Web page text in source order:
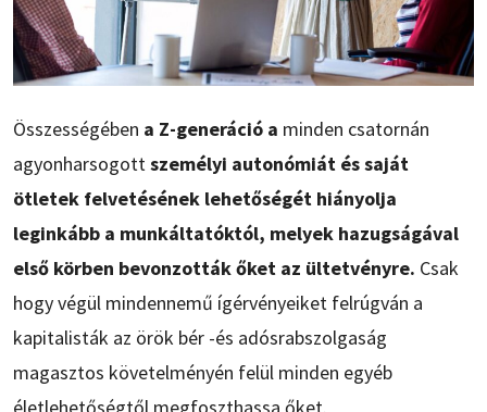
Összességében a Z-generáció a minden csatornán
agyonharsogottszemélyi autonómiát és saját
ötletek felvetésének lehetőségét hiányolja
leginkább a munkáltatóktól, melyek hazugságával
első körben bevonzották őket az ültetvényre. Csak
hogy végül mindennemű ígérvényeiket felrúgván a
kapitalisták az örök bér -és adósrabszolgaság
magasztos követelményén felül minden egyéb